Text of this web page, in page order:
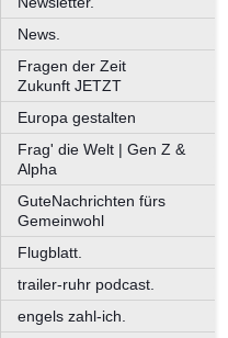
News.
Fragen der Zeit
Zukunft JETZT
Europa gestalten
Frag' die Welt | Gen Z &
Alpha
GuteNachrichten fürs
Gemeinwohl
Flugblatt.
trailer-ruhr podcast.
engels zahl-ich.